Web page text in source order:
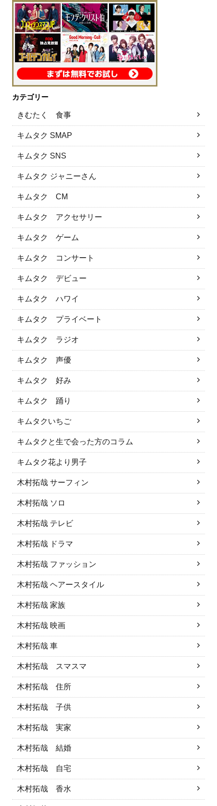
カテゴリー
きむたく 食事
キムタク SMAP
キムタク SNS
キムタク ジャニーさん
キムタク CM
キムタク アクセサリー
キムタク ゲーム
キムタク コンサート
キムタク デビュー
キムタク ハワイ
キムタク プライベート
キムタク ラジオ
キムタク 声優
キムタク 好み
キムタク 踊り
キムタクいちご
キムタクと生で会った方のコラム
キムタク花より男子
木村拓哉 サーフィン
木村拓哉 ソロ
木村拓哉 テレビ
木村拓哉 ドラマ
木村拓哉 ファッション
木村拓哉 ヘアースタイル
木村拓哉 家族
木村拓哉 映画
木村拓哉 車
木村拓哉 スマスマ
木村拓哉 住所
木村拓哉 子供
木村拓哉 実家
木村拓哉 結婚
木村拓哉 自宅
木村拓哉 香水